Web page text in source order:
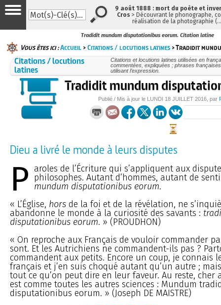
Tradidit mundum disputationibus eorum. Citation latine
Vous êtes ici :Accueil >Citations / locutions latines > Tradidit
Citations / locutions
latines
Citations et locutions latines utilisées en
commentées, expliquées ; phrases
utilisant l’expression.
Tradidit mundum
Publié / Mis à jour le LUNDI 18 JUILLET 2016 , par
Dieu a livré le monde à leurs disputes
P aroles de l’Écriture qui s’appliquent aux
philosophes. Autant d’hommes, autant de
mundum disputationibus eorum.
« L’Église, hors de la foi et de la révélation, ne
abandonne le monde à la curiosité des savants :
disputationibus eorum. » (PROUDHON)
« On reproche aux Français de vouloir commander
sont. Et les Autrichiens ne commandent-ils pas ?
commandent aux petits. Encore un coup, je connais
français et j’en suis choqué autant qu’un autre ;
tout ce qu’on peut dire en leur faveur. Au reste, cher
est comme toutes les autres sciences : Mundum
disputationibus eorum. » (Joseph DE MAISTRE)
9 août 1888 : mort du poète et
Cros > Découvrant le phonographe,
réalisation de la photographie